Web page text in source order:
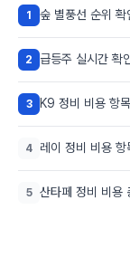
1 숲 별풍선 순위
2 급등주 실시간 확
3 K9 정비 비용 항
4 레이 정비 비용
5 산타페 정비 비용